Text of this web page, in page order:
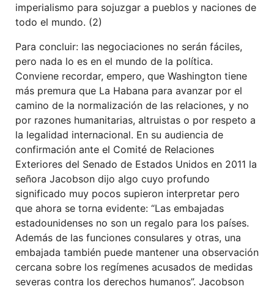
imperialismo para sojuzgar a pueblos y naciones de
todo el mundo. (2)
Para concluir: las negociaciones no serán fáciles,
pero nada lo es en el mundo de la política.
Conviene recordar, empero, que Washington tiene
más premura que La Habana para avanzar por el
camino de la normalización de las relaciones, y no
por razones humanitarias, altruistas o por respeto a
la legalidad internacional. En su audiencia de
confirmación ante el Comité de Relaciones
Exteriores del Senado de Estados Unidos en 2011 la
señora Jacobson dijo algo cuyo profundo
significado muy pocos supieron interpretar pero
que ahora se torna evidente: “Las embajadas
estadounidenses no son un regalo para los países.
Además de las funciones consulares y otras, una
embajada también puede mantener una observación
cercana sobre los regímenes acusados de medidas
severas contra los derechos humanos”. Jacobson